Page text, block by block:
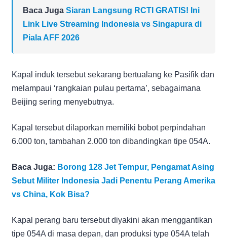
Baca Juga Siaran Langsung RCTI GRATIS! Ini
Link Live Streaming Indonesia vs Singapura di
Piala AFF 2026
Kapal induk tersebut sekarang bertualang ke Pasifik dan
melampaui ‘rangkaian pulau pertama’, sebagaimana
Beijing sering menyebutnya.
Kapal tersebut dilaporkan memiliki bobot perpindahan
6.000 ton, tambahan 2.000 ton dibandingkan tipe 054A.
Baca Juga: Borong 128 Jet Tempur, Pengamat Asing
Sebut Militer Indonesia Jadi Penentu Perang Amerika
vs China, Kok Bisa?
Kapal perang baru tersebut diyakini akan menggantikan
tipe 054A di masa depan, dan produksi type 054A telah